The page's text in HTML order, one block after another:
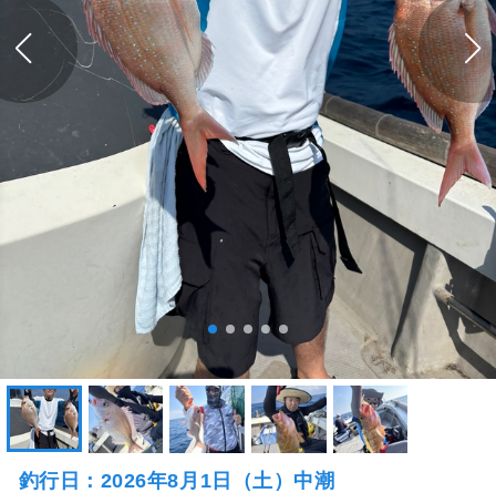
釣行日：2026年8月1日（土）中潮